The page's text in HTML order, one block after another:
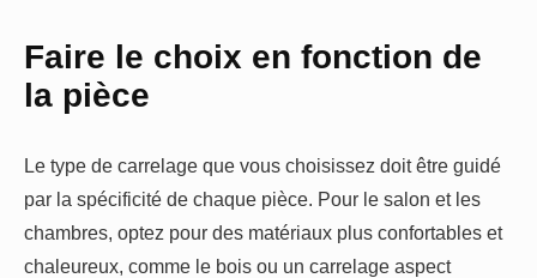
Faire le choix en fonction de
la pièce
Le type de carrelage que vous choisissez doit être guidé
par la spécificité de chaque pièce. Pour le salon et les
chambres, optez pour des matériaux plus confortables et
chaleureux, comme le bois ou un carrelage aspect